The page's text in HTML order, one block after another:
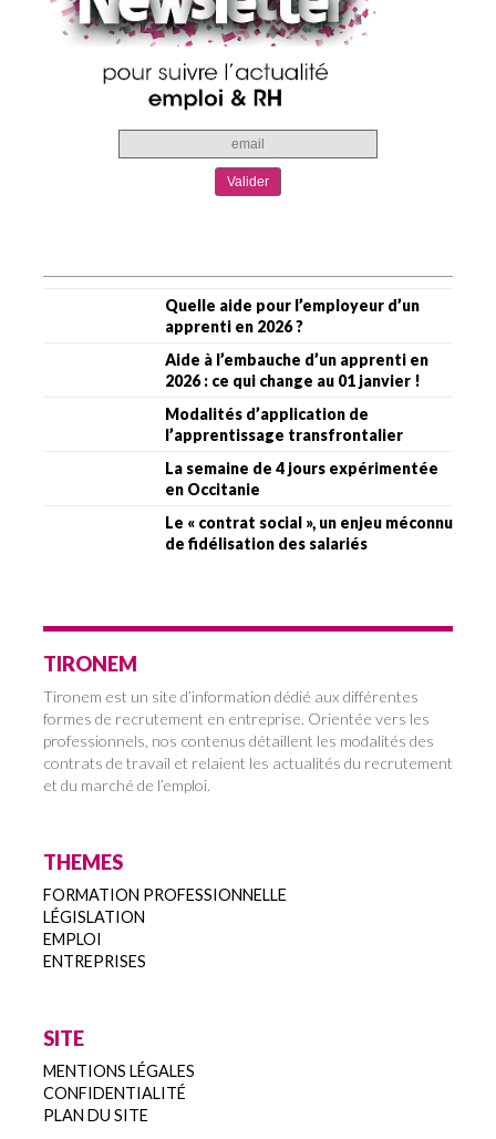
Quelle aide pour l’employeur d’un
apprenti en 2026 ?
Aide à l’embauche d’un apprenti en
2026 : ce qui change au 01 janvier !
Modalités d’application de
l’apprentissage transfrontalier
La semaine de 4 jours expérimentée
en Occitanie
Le « contrat social », un enjeu méconnu
de fidélisation des salariés
TIRONEM
Tironem est un site d’information dédié aux différentes
formes de recrutement en entreprise. Orientée vers les
professionnels, nos contenus détaillent les modalités des
contrats de travail et relaient les actualités du recrutement
et du marché de l’emploi.
THEMES
FORMATION PROFESSIONNELLE
LÉGISLATION
EMPLOI
ENTREPRISES
SITE
MENTIONS LÉGALES
CONFIDENTIALITÉ
PLAN DU SITE